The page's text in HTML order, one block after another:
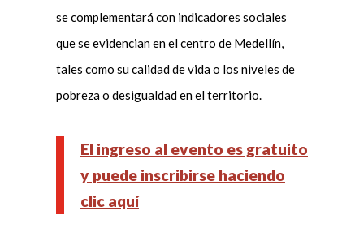
se complementará con indicadores sociales
que se evidencian en el centro de Medellín,
tales como su calidad de vida o los niveles de
pobreza o desigualdad en el territorio.
El ingreso al evento es gratuito
y puede inscribirse haciendo
clic aquí